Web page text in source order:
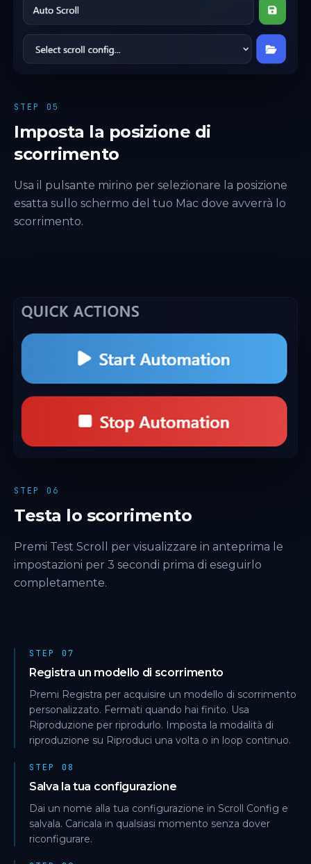
STEP 05
Imposta la posizione di
scorrimento
Usa il pulsante mirino per selezionare la posizione
esatta sullo schermo del tuo Mac dove avverrà lo
scorrimento.
STEP 06
Testa lo scorrimento
Premi Test Scroll per visualizzare in anteprima le
impostazioni per 3 secondi prima di eseguirlo
completamente.
STEP 07
Registra un modello di scorrimento
Premi Registra per acquisire un modello di scorrimento
personalizzato. Fermati quando hai finito. Usa
Riproduzione per riprodurlo. Imposta la modalità di
riproduzione su Riproduci una volta o in loop continuo.
STEP 08
Salva la tua configurazione
Dai un nome alla tua configurazione in Scroll Config e
salvala. Caricala in qualsiasi momento senza dover
riconfigurare.